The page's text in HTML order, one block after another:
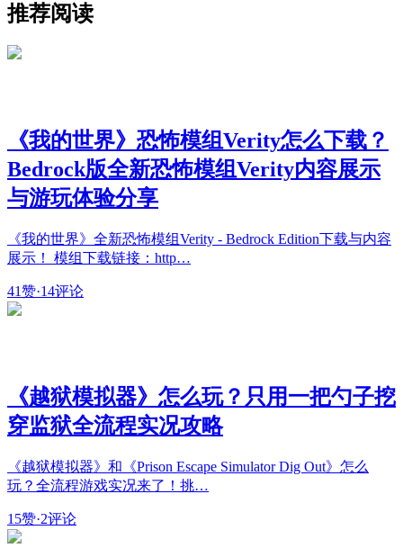
推荐阅读
《我的世界》恐怖模组Verity怎么下载？
Bedrock版全新恐怖模组Verity内容展示
与游玩体验分享
《我的世界》全新恐怖模组Verity - Bedrock Edition下载与内容
展示！ 模组下载链接：http…
41赞·14评论
《越狱模拟器》怎么玩？只用一把勺子挖
穿监狱全流程实况攻略
《越狱模拟器》和《Prison Escape Simulator Dig Out》怎么
玩？全流程游戏实况来了！挑…
15赞·2评论